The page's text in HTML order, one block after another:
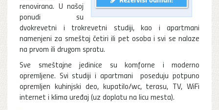
renovirana. U našoj
ponudi su
dvokrevetni i trokrevetni studiji, kao i apartmani
namenjeni za smeštaj četiri ili pet osoba i svi se nalaze
na prvom ili drugom spratu.
Sve smeštajne jedinice su komforne i moderno
opremljene. Svi studiji i apartmani poseduju potpuno
opremljen kuhinjski deo, kupatilo/wc, terasu, TV, WiFi
internet i klima uređaj (uz doplatu na licu mesta).